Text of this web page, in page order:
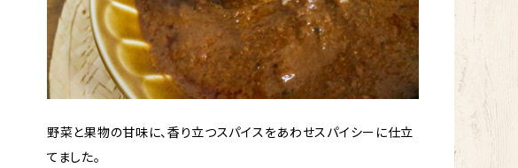
野菜と果物の甘味に、香り立つスパイスをあわせスパイシーに仕立
てました。